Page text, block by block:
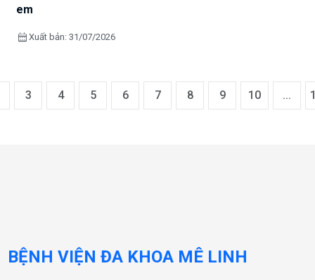
em
calendar_month Xuất bản: 31/07/2026
3 4 5 6 7 8 9 10 ...
BỆNH VIỆN ĐA KHOA MÊ LINH